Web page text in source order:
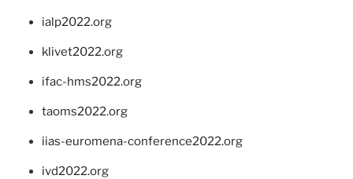
ialp2022.org
klivet2022.org
ifac-hms2022.org
taoms2022.org
iias-euromena-conference2022.org
ivd2022.org